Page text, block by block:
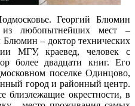
Георгий Блюмин
из любопытнейших мест –
Блюмин – доктор технических
МГУ, краевед, человек с
более двадцати книг. Его
поселке Одинцово,
город и районный центр.
близлежащие окрестности, в